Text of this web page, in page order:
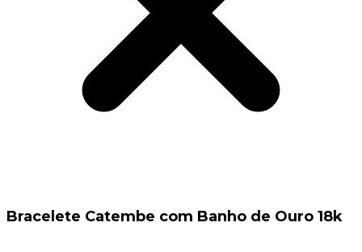
Bracelete Catembe com Banho de Ouro 18k